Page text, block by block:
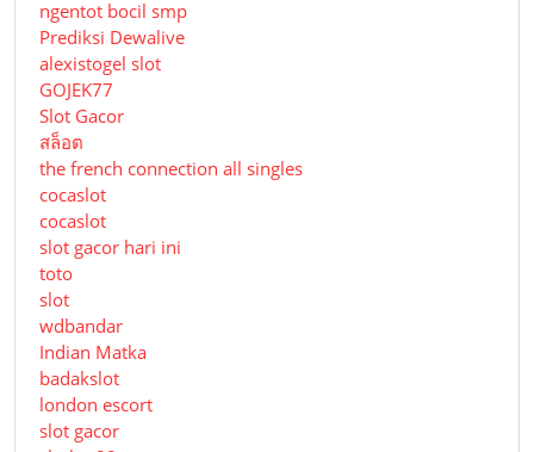
ngentot bocil smp
Prediksi Dewalive
alexistogel slot
GOJEK77
Slot Gacor
สล็อต
the french connection all singles
cocaslot
cocaslot
slot gacor hari ini
toto
slot
wdbandar
Indian Matka
badakslot
london escort
slot gacor